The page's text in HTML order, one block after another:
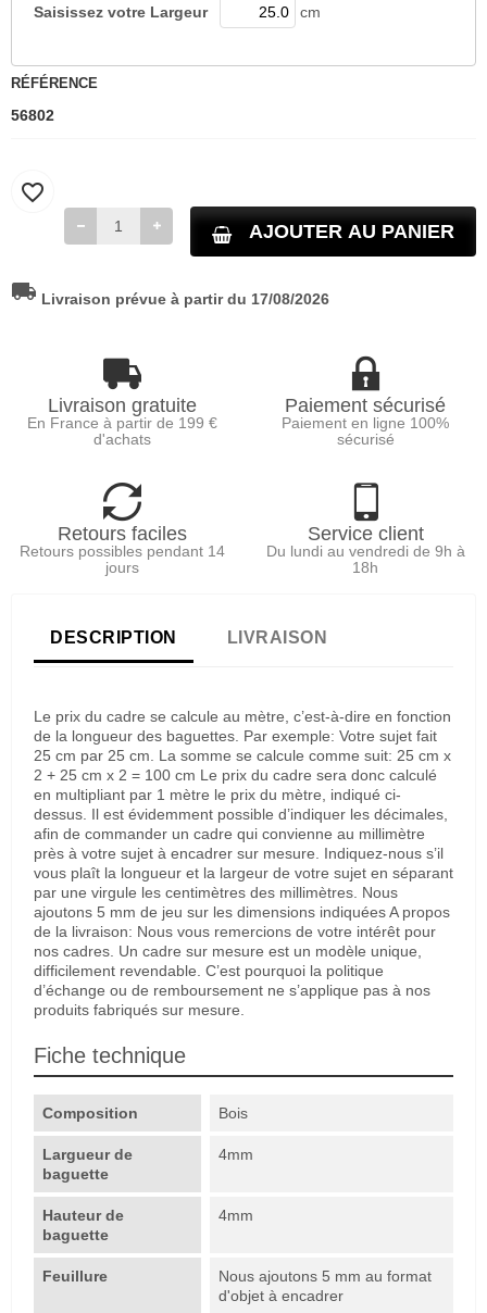
Saisissez votre Largeur cm
RÉFÉRENCE
56802
AJOUTER AU PANIER
favorite_border
local_shipping Livraison prévue à partir du 17/08/2026
Livraison gratuite
En France à partir de 199 €
d'achats
Paiement sécurisé
Paiement en ligne 100%
sécurisé
Retours faciles
Retours possibles pendant 14
jours
Service client
Du lundi au vendredi de 9h à
18h
DESCRIPTION LIVRAISON
Le prix du cadre se calcule au mètre, c’est-à-dire en fonction
de la longueur des baguettes. Par exemple: Votre sujet fait
25 cm par 25 cm. La somme se calcule comme suit: 25 cm x
2 + 25 cm x 2 = 100 cm Le prix du cadre sera donc calculé
en multipliant par 1 mètre le prix du mètre, indiqué ci-
dessus. Il est évidemment possible d’indiquer les décimales,
afin de commander un cadre qui convienne au millimètre
près à votre sujet à encadrer sur mesure. Indiquez-nous s’il
vous plaît la longueur et la largeur de votre sujet en séparant
par une virgule les centimètres des millimètres. Nous
ajoutons 5 mm de jeu sur les dimensions indiquées A propos
de la livraison: Nous vous remercions de votre intérêt pour
nos cadres. Un cadre sur mesure est un modèle unique,
difficilement revendable. C’est pourquoi la politique
d’échange ou de remboursement ne s’applique pas à nos
produits fabriqués sur mesure.
Fiche technique
Composition Bois
Largueur de
baguette
4mm
Hauteur de
baguette
4mm
Feuillure
Nous ajoutons 5 mm au format
d'objet à encadrer